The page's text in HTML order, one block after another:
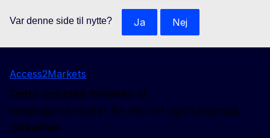
Var denne side til nytte? Ja Nej
Access2Markets
Dette websted forvaltes af:
Generaldirektoratet for Handel og Økonomisk
Sikkerhed